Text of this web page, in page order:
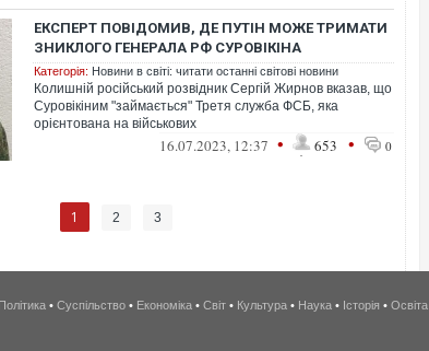
ЕКСПЕРТ ПОВІДОМИВ, ДЕ ПУТІН МОЖЕ ТРИМАТИ
ЗНИКЛОГО ГЕНЕРАЛА РФ СУРОВІКІНА
Категорія: Новини в світі: читати останні світові новини
Колишній російський розвідник Сергій Жирнов вказав, що
Суровікіним "займається" Третя служба ФСБ, яка
орієнтована на військових
16.07.2023, 12:37 • 653 • 0
1 2 3
Політика • Суспільство • Економіка • Світ • Культура • Наука • Історія • Освіта